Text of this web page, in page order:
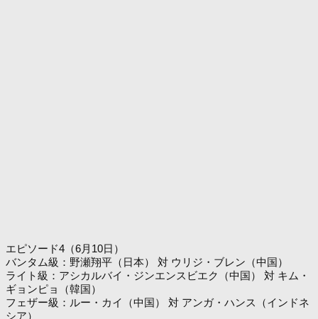
エピソード4（6月10日）
バンタム級：野瀬翔平（日本） 対 ウリジ・ブレン（中国）
ライト級：アシカルバイ・ジンエンスビエク（中国） 対 キム・
ギョンピョ（韓国）
フェザー級：ルー・カイ（中国） 対 アンガ・ハンス（インドネ
シア）